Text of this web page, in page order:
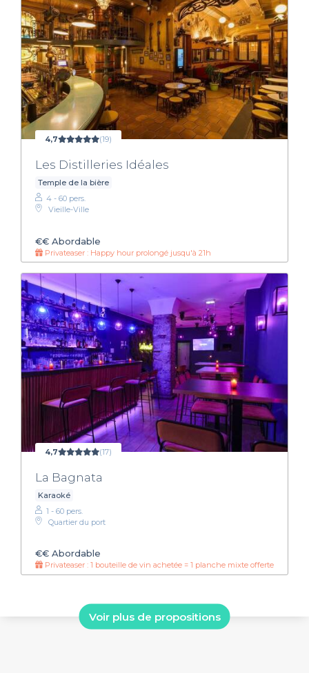
4,7 (19)
Les Distilleries Idéales
Temple de la bière
4 - 60 pers.
Vieille-Ville
€€ Abordable
Privateaser : Happy hour prolongé jusqu'à 21h
4,7 (17)
La Bagnata
Karaoké
1 - 60 pers.
Quartier du port
€€ Abordable
Privateaser : 1 bouteille de vin achetée = 1 planche mixte offerte
Voir plus de propositions